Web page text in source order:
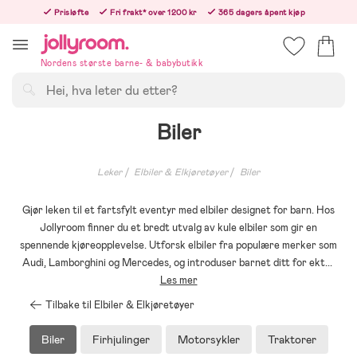
innehållet
Prisløfte Fri frakt* over 1200 kr
365 dagers åpent kjøp
Nordens største barne- & babybutikk
Biler
Leker Elbiler & Elkjøretøyer Biler
Gjør leken til et fartsfylt eventyr med elbiler designet for barn. Hos
Jollyroom finner du et bredt utvalg av kule elbiler som gir en
spennende kjøreopplevelse. Utforsk elbiler fra populære merker som
Audi, Lamborghini og Mercedes, og introduser barnet ditt for ekt...
Les mer
Tilbake til Elbiler & Elkjøretøyer
Biler Firhjulinger Motorsykler Traktorer